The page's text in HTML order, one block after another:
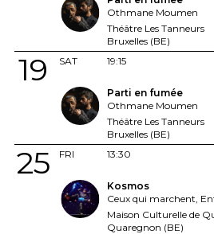
Othmane Moumen
Théâtre Les Tanneurs
Bruxelles (BE)
SAT
19
19:15
Parti en fumée
Othmane Moumen
Théâtre Les Tanneurs
Bruxelles (BE)
FRI
25
13:30
Kosmos
Ceux qui marchent,
Maison Culturelle de
Quaregnon (BE)